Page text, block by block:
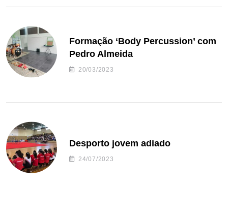
Formação ‘Body Percussion’ com
Pedro Almeida
20/03/2023
Desporto jovem adiado
24/07/2023